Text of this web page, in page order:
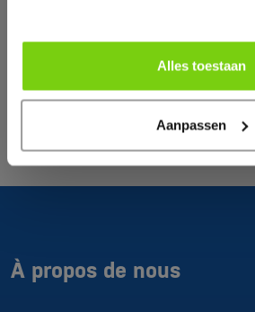
Alles toestaan
Aanpassen
Refroidisseurs industriels sans frigo.
À propos de nous